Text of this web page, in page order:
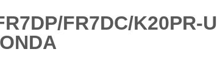
FR7DC/K20PR-